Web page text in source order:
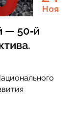
Ноя
— 50‑й